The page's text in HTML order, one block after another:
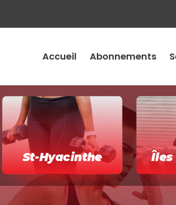
Accueil Abonnements
St-Hyacinthe Îles